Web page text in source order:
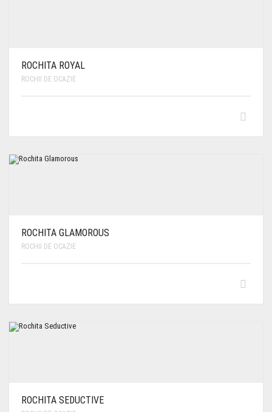
ROCHITA ROYAL
ROCHII DE OCAZIE
ROCHITA GLAMOROUS
ROCHII DE OCAZIE
ROCHITA SEDUCTIVE